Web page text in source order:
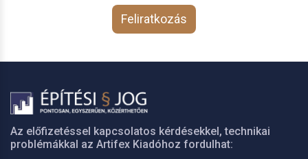
Feliratkozás
Az előfizetéssel kapcsolatos kérdésekkel, technikai
problémákkal az Artifex Kiadóhoz fordulhat: